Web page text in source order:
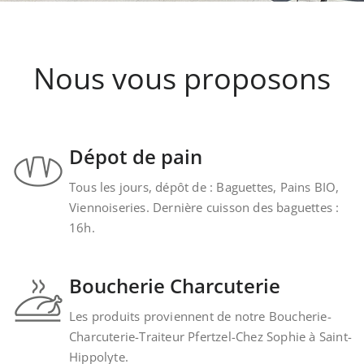
Nous vous proposons
Dépot de pain
Tous les jours, dépôt de : Baguettes, Pains BIO,
Viennoiseries. Dernière cuisson des baguettes :
16h.
Boucherie Charcuterie
Les produits proviennent de notre Boucherie-
Charcuterie-Traiteur Pfertzel-Chez Sophie à Saint-
Hippolyte.